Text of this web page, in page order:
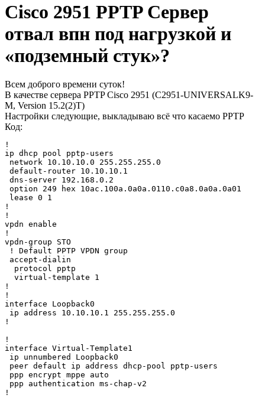
Cisco 2951 PPTP Сервер
отвал впн под нагрузкой и
«подземный стук»?
Всем доброго времени суток!
В качестве сервера PPTP Cisco 2951 (C2951-UNIVERSALK9-
M, Version 15.2(2)T)
Настройки следующие, выкладываю всё что касаемо PPTP
Код:
!
ip dhcp pool pptp-users
network 10.10.10.0 255.255.255.0
default-router 10.10.10.1
dns-server 192.168.0.2
option 249 hex 10ac.100a.0a0a.0110.c0a8.0a0a.0a01
lease 0 1
!
!
vpdn enable
!
vpdn-group STO
! Default PPTP VPDN group
accept-dialin
  protocol pptp
  virtual-template 1
!
!
interface Loopback0
ip address 10.10.10.1 255.255.255.0
!
!
interface Virtual-Template1
ip unnumbered Loopback0
peer default ip address dhcp-pool pptp-users
ppp encrypt mppe auto
ppp authentication ms-chap-v2
!